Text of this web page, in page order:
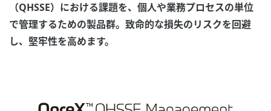
（QHSSE）における課題を、個人や業務プロセスの単位
で管理するための製品群。致命的な損失のリスクを回避
し、堅牢性を高めます。